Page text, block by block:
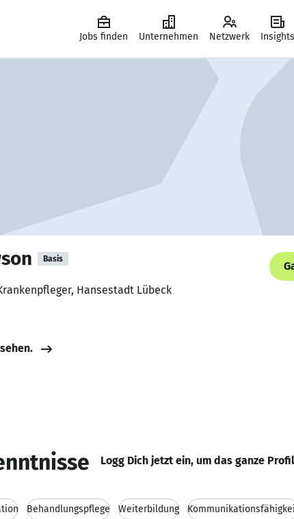
Jobs finden Unternehmen Netzwerk Insights
Basis
Hansestadt Lübeck
Logg Dich jetzt ein, um das ganze
Behandlungspflege Weiterbildung